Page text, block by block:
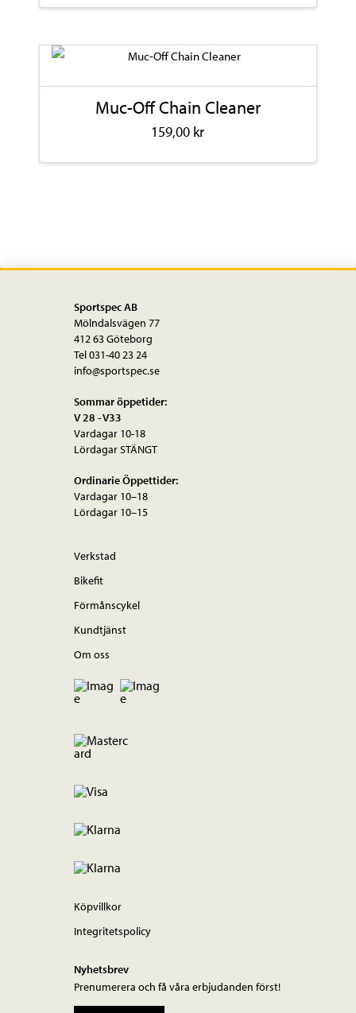
Muc-Off Chain Cleaner
159,00 kr
Den
Sportspec AB
Mölndalsvägen 77
412 63 Göteborg
Tel 031-40 23 24
info@sportspec.se
Sommar öppetider:
V 28 - V33
Vardagar 10-18
Lördagar STÄNGT
Ordinarie Öppettider:
Vardagar 10–18
Lördagar 10–15
Verkstad
Bikefit
Förmånscykel
Kundtjänst
Om oss
Köpvillkor
Integritetspolicy
Nyhetsbrev
Prenumerera och få våra erbjudanden först!